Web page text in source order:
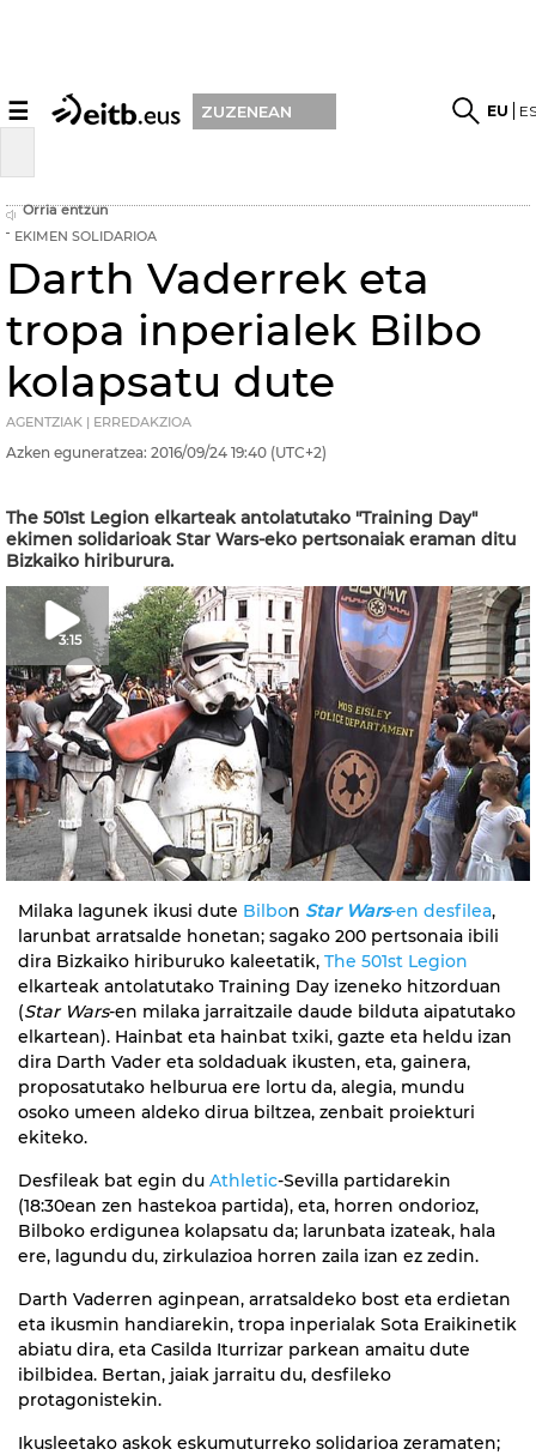
☰ ZUZENEAN EU
Orria entzun
EKIMEN SOLIDARIOA
Darth Vaderrek eta
tropa inperialek Bilbo
kolapsatu dute
AGENTZIAK | ERREDAKZIOA
Azken eguneratzea: 2016/09/24 19:40 (UTC+2)
The 501st Legion elkarteak antolatutako "Training Day"
ekimen solidarioak Star Wars-eko pertsonaiak eraman ditu
Bizkaiko hiriburura.
3:15
Milaka lagunek ikusi dute Bilbon Star Wars-en desfilea,
larunbat arratsalde honetan; sagako 200 pertsonaia ibili
dira Bizkaiko hiriburuko kaleetatik, The 501st Legion
elkarteak antolatutako Training Day izeneko hitzorduan
(Star Wars-en milaka jarraitzaile daude bilduta aipatutako
elkartean). Hainbat eta hainbat txiki, gazte eta heldu izan
dira Darth Vader eta soldaduak ikusten, eta, gainera,
proposatutako helburua ere lortu da, alegia, mundu
osoko umeen aldeko dirua biltzea, zenbait proiekturi
ekiteko.
Desfileak bat egin du Athletic-Sevilla partidarekin
(18:30ean zen hastekoa partida), eta, horren ondorioz,
Bilboko erdigunea kolapsatu da; larunbata izateak, hala
ere, lagundu du, zirkulazioa horren zaila izan ez zedin.
Darth Vaderren aginpean, arratsaldeko bost eta erdietan
eta ikusmin handiarekin, tropa inperialak Sota Eraikinetik
abiatu dira, eta Casilda Iturrizar parkean amaitu dute
ibilbidea. Bertan, jaiak jarraitu du, desfileko
protagonistekin.
Ikusleetako askok eskumuturreko solidarioa zeramaten;